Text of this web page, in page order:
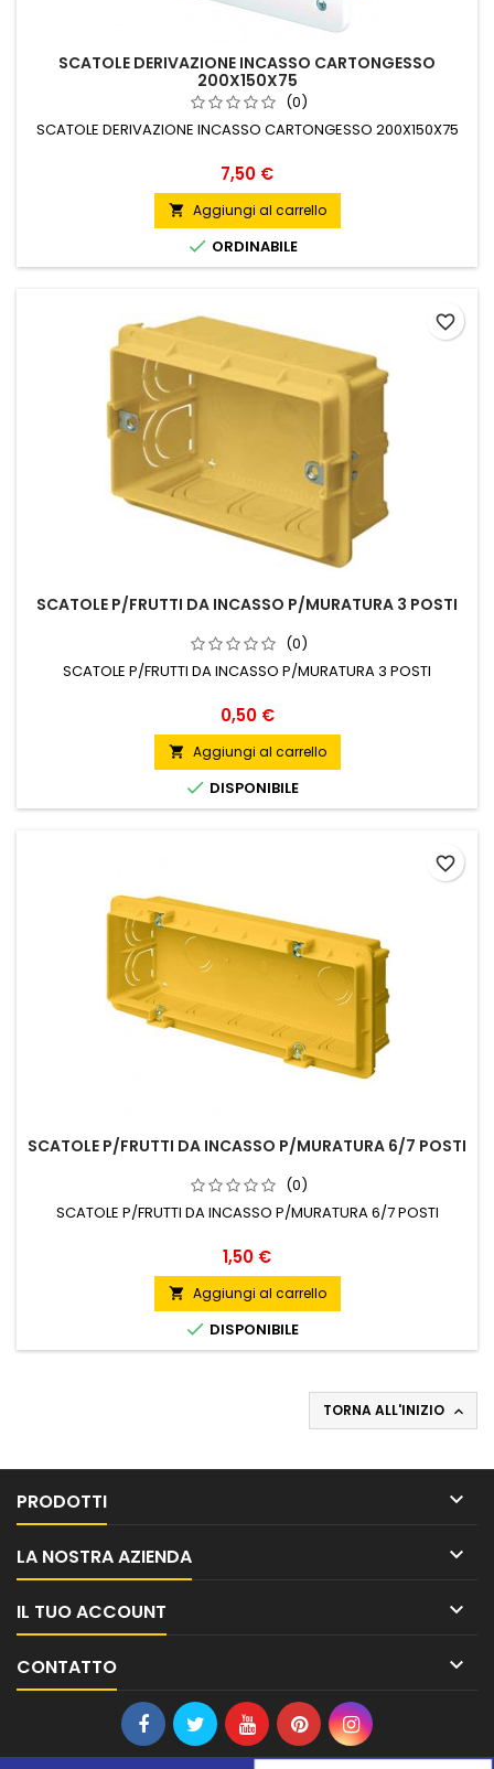
SCATOLE DERIVAZIONE INCASSO CARTONGESSO
200X150X75
(0)
SCATOLE DERIVAZIONE INCASSO CARTONGESSO 200X150X75
Prezzo
7,50 €
 Aggiungi al carrello
 ORDINABILE
SCATOLE P/FRUTTI DA INCASSO P/MURATURA 3 POSTI
(0)
SCATOLE P/FRUTTI DA INCASSO P/MURATURA 3 POSTI
Prezzo
0,50 €
 Aggiungi al carrello
 DISPONIBILE
favorite_border
SCATOLE P/FRUTTI DA INCASSO P/MURATURA 6/7 POSTI
(0)
SCATOLE P/FRUTTI DA INCASSO P/MURATURA 6/7 POSTI
Prezzo
1,50 €
 Aggiungi al carrello
 DISPONIBILE
favorite_border
TORNA ALL'INIZIO 
PRODOTTI 
LA NOSTRA AZIENDA 
IL TUO ACCOUNT 
CONTATTO 